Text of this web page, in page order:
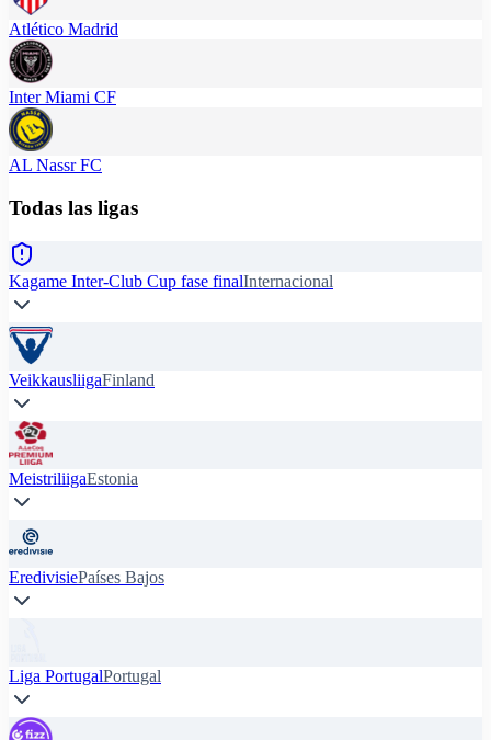
Atlético Madrid
Inter Miami CF
AL Nassr FC
Todas las ligas
Kagame Inter-Club Cup fase finalInternacional
VeikkausliigaFinland
MeistriliigaEstonia
EredivisiePaíses Bajos
Liga PortugalPortugal